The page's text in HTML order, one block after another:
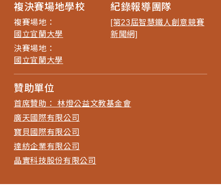
複決賽場地學校
複賽場地：
國立宜蘭大學
決賽場地：
國立宜蘭大學
紀錄報導團隊
[第23屆智慧鐵人創意競賽
新聞網]
贊助單位
首席贊助： 林燈公益文教基金會
廣天國際有限公司
寶貝國際有限公司
達紡企業有限公司
晶實科技股份有限公司